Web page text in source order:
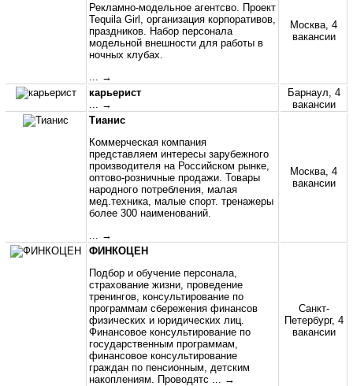
Рекламно-модельное агентсво. Проект
Tequila Girl, организация корпоративов,
праздников. Набор персонала
модельной внешности для работы в
ночных клубах.
... →
Москва, 4
вакансии
карьерист
... →
Барнаул, 4
вакансии
Тианис
Коммерческая компания
представляем интересы зарубежного
производителя на Российском рынке,
оптово-розничные продажи. Товары
народного потребления, малая
мед.техника, малые спорт. тренажеры
более 300 наименований.
... →
Москва, 4
вакансии
ФИНКОЦЕН
Подбор и обучение персонала,
страхование жизни, проведение
тренингов, консультирование по
программам сбережения финансов
физических и юридических лиц.
Финансовое консультирование по
государственным программам,
финансовое консультирование
граждан по пенсионным, детским
накоплениям. Проводятс
... →
Санкт-
Петербург, 4
вакансии